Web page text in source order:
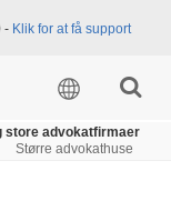
- Klik for at få support
store advokatfirmaer
Større advokathuse